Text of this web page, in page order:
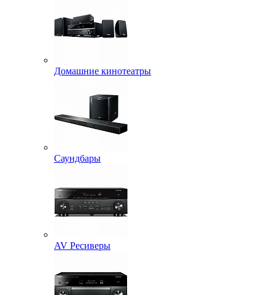
Домашние кинотеатры
Саундбары
AV Ресиверы